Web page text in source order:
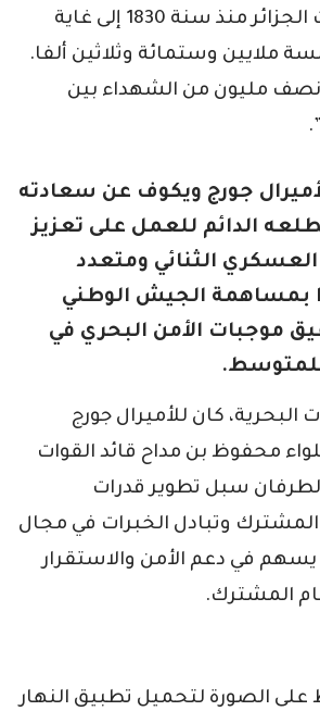
ويحترموها. ضحت الجزائر منذ سنة 1830 إلى غاية
خمسة ملايين وستمائة وثلاثين ألفا.
مليون من الشهداء بين
جورج ويكوف عن سعادته
الدائم للعمل على تعزيز
العسكري الثنائي ومتعدد
بمساهمة الجيش الوطني
موجبات الأمن البحري في
البحرية، كان للأميرال جورج
محفوظ بن مداح قائد القوات
الطرفان سبل تطوير قدرات
وتبادل الخبرات في مجال
يسهم في دعم الأمن والاستقرار
المشترك.
الصورة لتحميل تطبيق النهار